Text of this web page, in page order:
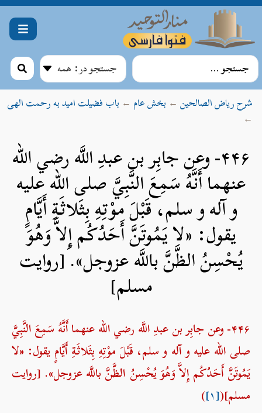
شرح ریاض الصالحین ← بخش عام ← باب فضیلت امید به رحمت الهی
←
۴۴۶- وعن جابِر بن عبدِ اللَّه رضي الله
عنهما أَنَّهُ سَمِعَ النَّبِيَّ صلی الله علیه
و آله و سلم، قَبْلَ موْتِهِ بِثَلاثَةِ أَيَّامٍ
يقول: «لا يَمُوتَنَّ أَحَدُكُم إِلاَّ وَهُوَ
يُحْسِنُ الظَّنَّ باللَّه عزوجل». [روایت
مسلم]
۴۴۶- وعن جابِر بن عبدِ اللَّه رضي الله عنهما أَنَّهُ سَمِعَ النَّبِيَّ
صلی الله علیه و آله و سلم، قَبْلَ موْتِهِ بِثَلاثَةِ أَيَّامٍ يقول: «لا
يَمُوتَنَّ أَحَدُكُم إِلاَّ وَهُوَ يُحْسِنُ الظَّنَّ باللَّه عزوجل». [روایت
مسلم]([۱] )